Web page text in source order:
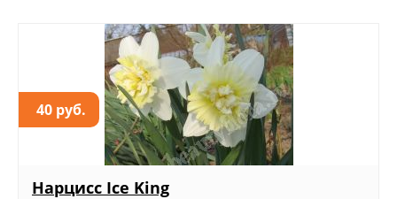
40 руб.
Нарцисс Ice King